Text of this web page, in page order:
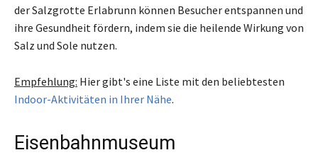
der Salzgrotte Erlabrunn können Besucher entspannen und
ihre Gesundheit fördern, indem sie die heilende Wirkung von
Salz und Sole nutzen.
Empfehlung: Hier gibt's eine Liste mit den beliebtesten
Indoor-Aktivitäten in Ihrer Nähe.
Eisenbahnmuseum